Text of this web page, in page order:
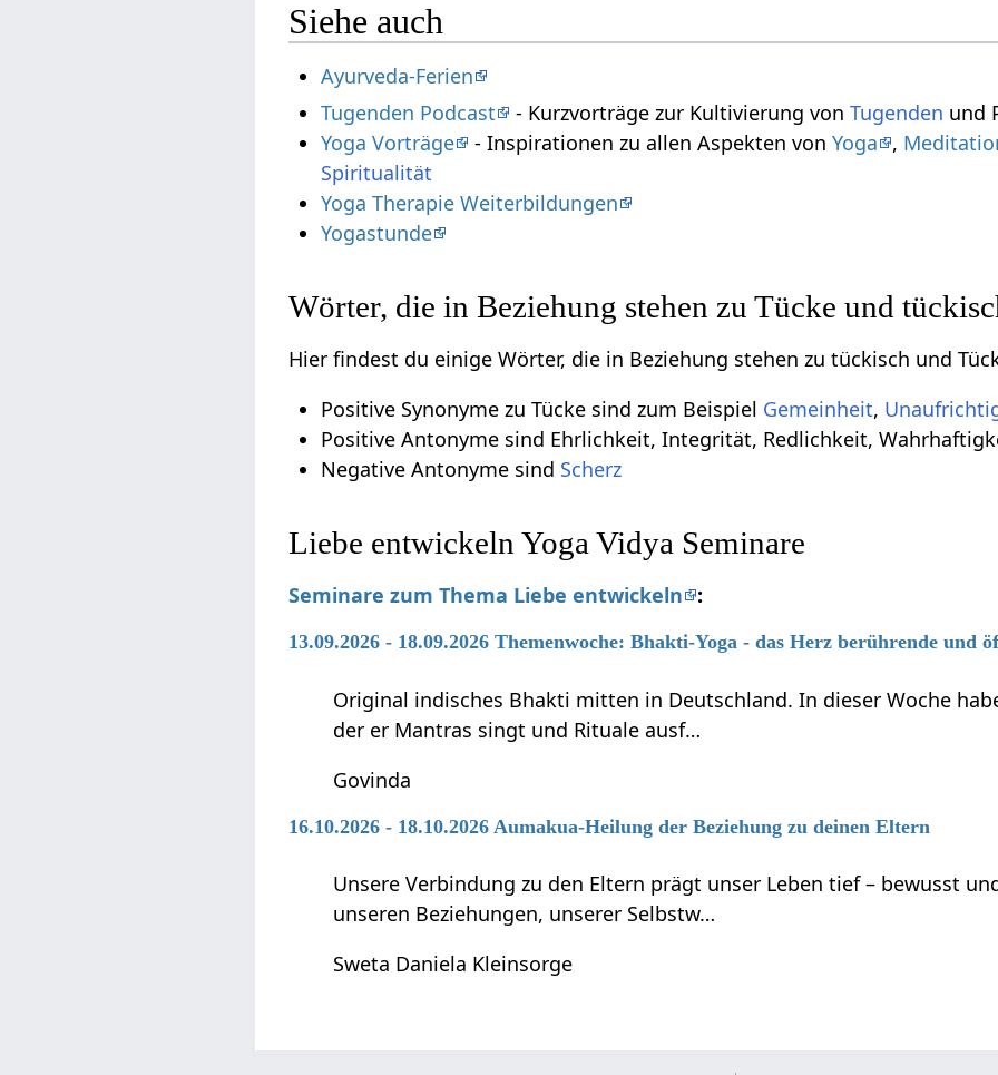
Siehe auch
Ayurveda-Ferien
Tugenden Podcast
- Kurzvorträge zur Kultivierung vonTugenden und
Yoga Vorträge
- Inspirationen zu allen Aspekten vonYoga ,
Spiritualität
Yoga Therapie Weiterbildungen
Yogastunde
Wörter, die in Beziehung stehen zu Tücke und
Hier findest du einige Wörter, die in Beziehung stehen zu tückisch und
Positive Synonyme zu Tücke sind zum Beispiel Gemeinheit,
Positive Antonyme sind Ehrlichkeit, Integrität, Redlichkeit,
Negative Antonyme sind Scherz
Liebe entwickeln Yoga Vidya Seminare
Seminare zum Thema Liebe entwickeln :
13.09.2026 - 18.09.2026 Themenwoche: Bhakti-Yoga - das Herz berührende und
Original indisches Bhakti mitten in Deutschland. In dieser Woche
der er Mantras singt und Rituale ausf…
Govinda
16.10.2026 - 18.10.2026 Aumakua-Heilung der Beziehung zu deinen Eltern
Unsere Verbindung zu den Eltern prägt unser Leben tief – bewusst
unseren Beziehungen, unserer Selbstw…
Sweta Daniela Kleinsorge